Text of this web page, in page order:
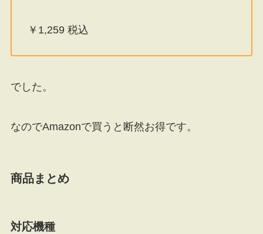
￥1,259 税込
でした。
なのでAmazonで買うと断然お得です。
商品まとめ
対応機種